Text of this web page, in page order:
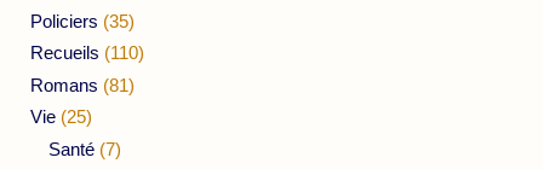
Policiers (35)
Recueils (110)
Romans (81)
Vie (25)
Santé (7)